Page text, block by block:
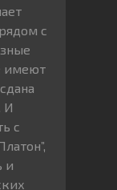
с
имеют
И
с
и